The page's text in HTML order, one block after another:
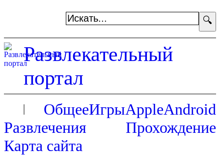
🔍
Развлекательный
портал
ОбщееИгрыAppleAndroid
Развлечения
Прохождение
Карта сайта